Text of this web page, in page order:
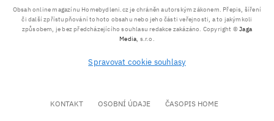
Obsah online magazínu Homebydleni.cz je chráněn autorským zákonem. Přepis, šíření
či další zpřístupňování tohoto obsahu nebo jeho části veřejnosti, a to jakýmkoli
způsobem, je bez předcházejícího souhlasu redakce zakázáno. Copyright ©Jaga
Media, s.r.o.
Spravovat cookie souhlasy
KONTAKT OSOBNÍ ÚDAJE ČASOPIS HOME